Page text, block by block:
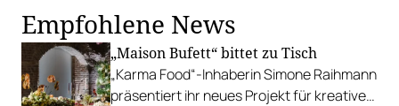
Empfohlene News
„Maison Bufett“ bittet zu Tisch
„Karma Food“-Inhaberin Simone Raihmann
präsentiert ihr neues Projekt für kreative